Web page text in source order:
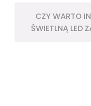
CZY WARTO
ŚWIETLNĄ LED